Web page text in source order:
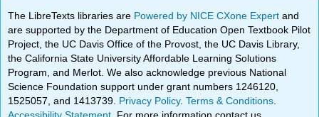
The LibreTexts libraries are Powered by NICE CXone Expertand
are supported by the Department of Education Open Textbook Pilot
Project, the UC Davis Office of the Provost, the UC Davis Library,
the California State University Affordable Learning Solutions
Program, and Merlot. We also acknowledge previous National
Science Foundation support under grant numbers 1246120,
1525057, and 1413739. Privacy Policy.Terms & Conditions
Accessibility Statement . For more information contact us